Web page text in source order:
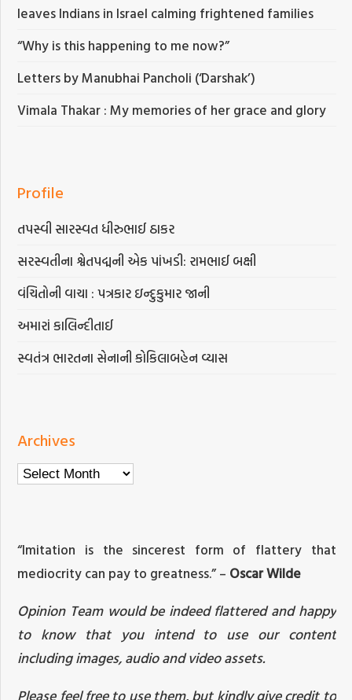
leaves Indians in Israel calming frightened families
“Why is this happening to me now?”
Letters by Manubhai Pancholi (‘Darshak’)
Vimala Thakar : My memories of her grace and glory
Profile
તપસ્વી સારસ્વત ધીરુભાઈ ઠાકર
સરસ્વતીના શ્વેતપદ્મની એક પાંખડી: રામભાઈ બક્ષી
વંચિતોની વાચા : પત્રકાર ઇન્દુકુમાર જાની
અમારાં કાલિન્દીતાઈ
સ્વતંત્ર ભારતના સેનાની કોકિલાબહેન વ્યાસ
Archives
Archives
“Imitation is the sincerest form of flattery that
mediocrity can pay to greatness.” – Oscar Wilde
Opinion Team would be indeed flattered and happy
to know that you intend to use our content
including images, audio and video assets.
Please feel free to use them, but kindly give credit to